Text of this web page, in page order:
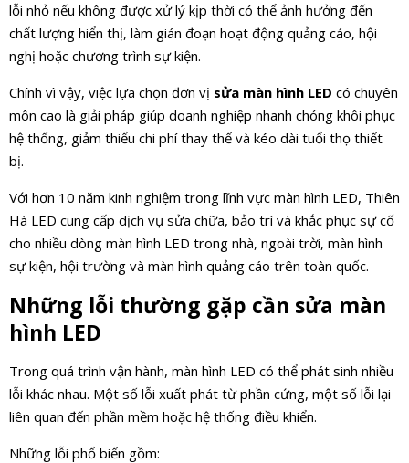
lỗi nhỏ nếu không được xử lý kịp thời có thể ảnh hưởng đến
chất lượng hiển thị, làm gián đoạn hoạt động quảng cáo, hội
nghị hoặc chương trình sự kiện.
Chính vì vậy, việc lựa chọn đơn vị sửa màn hình LED có chuyên
môn cao là giải pháp giúp doanh nghiệp nhanh chóng khôi phục
hệ thống, giảm thiểu chi phí thay thế và kéo dài tuổi thọ thiết
bị.
Với hơn 10 năm kinh nghiệm trong lĩnh vực màn hình LED, Thiên
Hà LED cung cấp dịch vụ sửa chữa, bảo trì và khắc phục sự cố
cho nhiều dòng màn hình LED trong nhà, ngoài trời, màn hình
sự kiện, hội trường và màn hình quảng cáo trên toàn quốc.
Những lỗi thường gặp cần sửa màn
hình LED
Trong quá trình vận hành, màn hình LED có thể phát sinh nhiều
lỗi khác nhau. Một số lỗi xuất phát từ phần cứng, một số lỗi lại
liên quan đến phần mềm hoặc hệ thống điều khiển.
Những lỗi phổ biến gồm: